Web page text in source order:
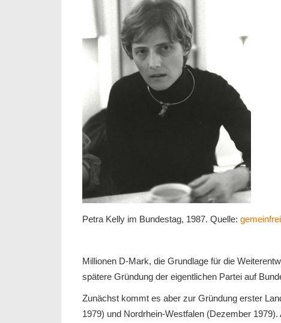
Petra Kelly im Bundestag, 1987. Quelle: gemeinfrei
Millionen D-Mark, die Grundlage für die
spätere Gründung der eigentlichen Partei auf
Zunächst kommt es aber zur Gründung erster
1979) und Nordrhein-Westfalen (Dezember